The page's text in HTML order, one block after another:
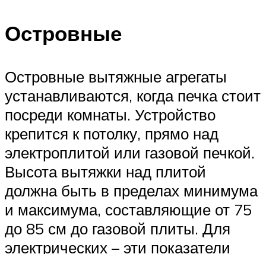
Островные
Островные вытяжные агрегаты
устанавливаются, когда печка стоит
посреди комнаты. Устройство
крепится к потолку, прямо над
электроплитой или газовой печкой.
Высота вытяжки над плитой
должна быть в пределах минимума
и максимума, составляющие от 75
до 85 см до газовой плиты. Для
электрических – эти показатели